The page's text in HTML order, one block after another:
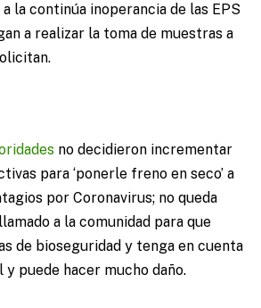
la continúa inoperancia de las EPS
a realizar la toma de muestras a
no decidieron incrementar
para ‘ponerle freno en seco’ a
por Coronavirus; no queda
a la comunidad para que
de bioseguridad y tenga en cuenta
y puede hacer mucho daño.